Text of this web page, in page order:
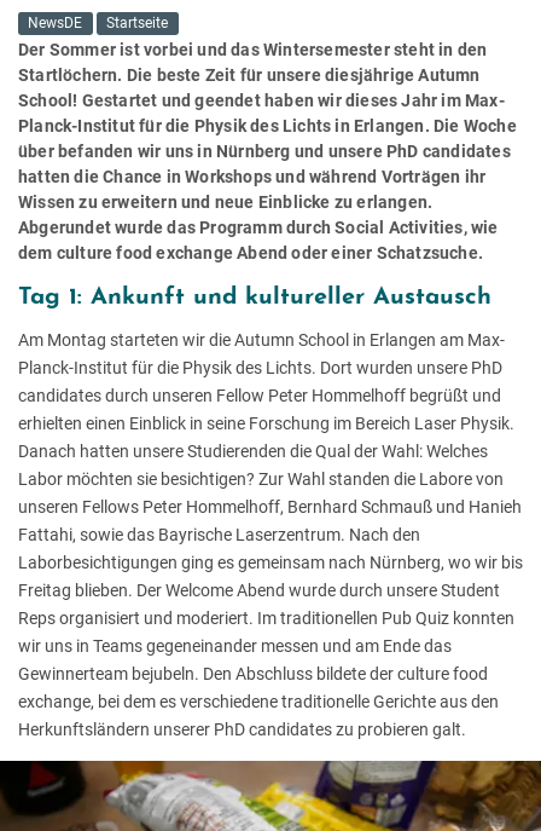
NewsDE Startseite
Der Sommer ist vorbei und das Wintersemester steht in den
Startlöchern. Die beste Zeit für unsere diesjährige Autumn
School! Gestartet und geendet haben wir dieses Jahr im Max-
Planck-Institut für die Physik des Lichts in Erlangen. Die Woche
über befanden wir uns in Nürnberg und unsere PhD candidates
hatten die Chance in Workshops und während Vorträgen ihr
Wissen zu erweitern und neue Einblicke zu erlangen.
Abgerundet wurde das Programm durch Social Activities, wie
dem culture food exchange Abend oder einer Schatzsuche.
Tag 1: Ankunft und kultureller Austausch
Am Montag starteten wir die Autumn School in Erlangen am Max-
Planck-Institut für die Physik des Lichts. Dort wurden unsere PhD
candidates durch unseren Fellow Peter Hommelhoff begrüßt und
erhielten einen Einblick in seine Forschung im Bereich Laser Physik.
Danach hatten unsere Studierenden die Qual der Wahl: Welches
Labor möchten sie besichtigen? Zur Wahl standen die Labore von
unseren Fellows Peter Hommelhoff, Bernhard Schmauß und Hanieh
Fattahi, sowie das Bayrische Laserzentrum. Nach den
Laborbesichtigungen ging es gemeinsam nach Nürnberg, wo wir bis
Freitag blieben. Der Welcome Abend wurde durch unsere Student
Reps organisiert und moderiert. Im traditionellen Pub Quiz konnten
wir uns in Teams gegeneinander messen und am Ende das
Gewinnerteam bejubeln. Den Abschluss bildete der culture food
exchange, bei dem es verschiedene traditionelle Gerichte aus den
Herkunftsländern unserer PhD candidates zu probieren galt.